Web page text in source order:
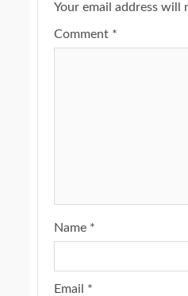
Your email address will
Comment *
Name *
Email *